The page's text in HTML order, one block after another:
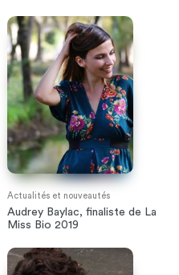
Actualités et nouveautés
Audrey Baylac, finaliste de La
Miss Bio 2019